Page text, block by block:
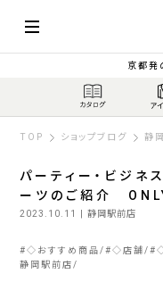
京都発
TOP ショップブログ 静
パーティー・ビジネ
ーツのご紹介
2023.10.11 | 静岡駅前店
#◇おすすめ商品 #◇店舗 #
静岡駅前店